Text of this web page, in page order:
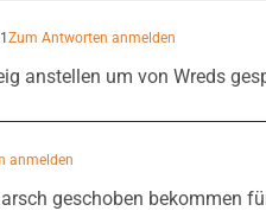
Zum Antworten anmelden
anstellen um von Wreds
anmelden
geschoben bekommen